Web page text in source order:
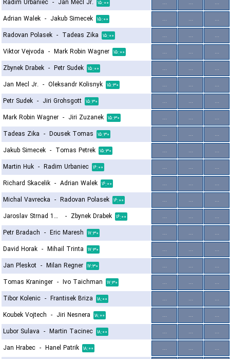
Radim Urbaniec - Jan Mecl Jr. ۱۵:۰۰ ... ...
...
Adrian Walek - Jakub Simecek ۱۵:۰۰ ... ...
...
Radovan Polasek - Tadeas Zika ۱۵:۰۰ ... ...
...
Viktor Vejvoda - Mark Robin Wagner ۱۵:۰۰ ... ...
...
Zbynek Drabek - Petr Sudek ۱۵:۰۰ ... ...
...
Jan Mecl Jr. - Oleksandr Kolisnyk ۱۵:۳۰ ... ...
...
Petr Sudek - Jiri Grohsgott ۱۵:۳۰ ... ...
...
Mark Robin Wagner - Jiri Zuzanek ۱۵:۳۰ ... ...
...
Tadeas Zika - Dousek Tomas ۱۵:۳۰ ... ...
...
Jakub Simecek - Tomas Petrek ۱۵:۳۰ ... ...
...
Martin Huk - Radim Urbaniec ۱۶:۰۰ ... ...
...
Richard Skacelik - Adrian Walek ۱۶:۰۰ ... ...
...
Michal Vavrecka - Radovan Polasek ۱۶:۰۰ ... ...
...
Jaroslav Strnad 1964
- Zbynek Drabek ۱۶:۰۰ ... ...
...
Petr Bradach - Eric Maresh ۱۷:۳۰ ... ...
...
David Horak - Mihail Trinta ۱۷:۳۰ ... ...
...
Jan Pleskot - Milan Regner ۱۷:۳۰ ... ...
...
Tomas Kraninger - Ivo Taichman ۱۷:۳۰ ... ...
...
Tibor Kolenic - Frantisek Briza ۱۸:۰۰ ... ...
...
Koubek Vojtech - Jiri Nesnera ۱۸:۰۰ ... ...
...
Lubor Sulava - Martin Tacinec ۱۸:۰۰ ... ...
...
Jan Hrabec - Hanel Patrik ۱۸:۰۰ ... ...
...